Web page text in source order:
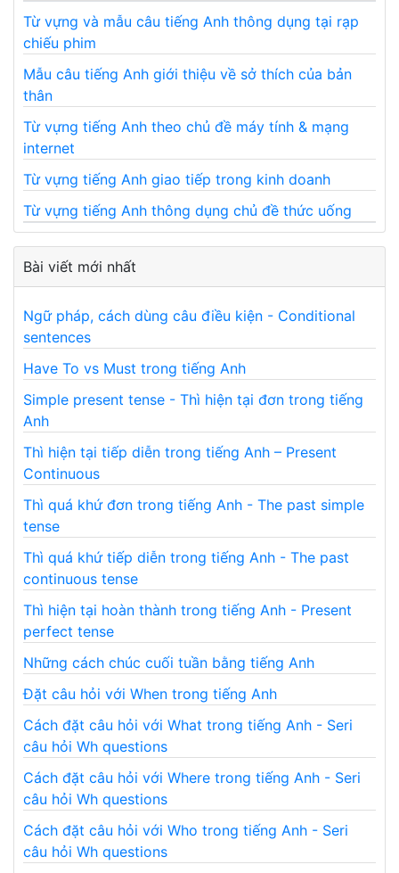
Từ vựng và mẫu câu tiếng Anh thông dụng tại rạp
chiếu phim
Mẫu câu tiếng Anh giới thiệu về sở thích của bản
thân
Từ vựng tiếng Anh theo chủ đề máy tính & mạng
internet
Từ vựng tiếng Anh giao tiếp trong kinh doanh
Từ vựng tiếng Anh thông dụng chủ đề thức uống
Bài viết mới nhất
Ngữ pháp, cách dùng câu điều kiện - Conditional
sentences
Have To vs Must trong tiếng Anh
Simple present tense - Thì hiện tại đơn trong tiếng
Anh
Thì hiện tại tiếp diễn trong tiếng Anh – Present
Continuous
Thì quá khứ đơn trong tiếng Anh - The past simple
tense
Thì quá khứ tiếp diễn trong tiếng Anh - The past
continuous tense
Thì hiện tại hoàn thành trong tiếng Anh - Present
perfect tense
Những cách chúc cuối tuần bằng tiếng Anh
Đặt câu hỏi với When trong tiếng Anh
Cách đặt câu hỏi với What trong tiếng Anh - Seri
câu hỏi Wh questions
Cách đặt câu hỏi với Where trong tiếng Anh - Seri
câu hỏi Wh questions
Cách đặt câu hỏi với Who trong tiếng Anh - Seri
câu hỏi Wh questions